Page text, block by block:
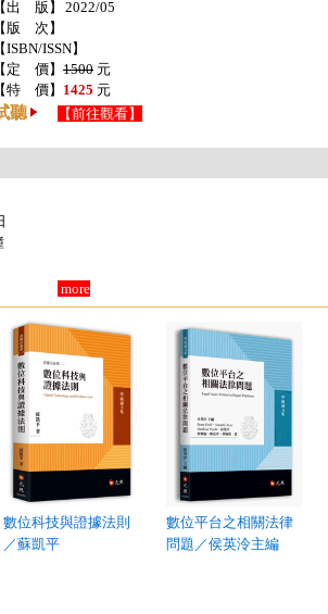
【出 版】
2022/05
【版 次】
【ISBN/ISSN】
【定 價】 1500 元
【特 價】 1425 元
聽 【前往觀看】
more
數位科技與證據法則
／蘇凱平
數位平台之相關法律
問題／侯英泠主編